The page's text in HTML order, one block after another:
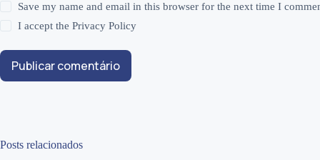
Save my name and email in this browser for the next time I
I accept thePrivacy Policy
Publicar comentário
Posts relacionados